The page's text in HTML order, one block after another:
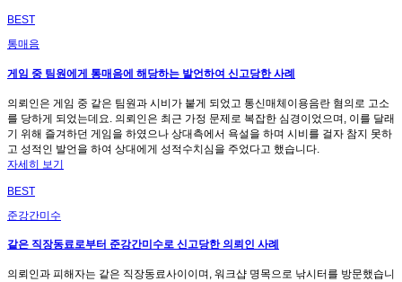
BEST
통매음
게임 중 팀원에게 통매음에 해당하는 발언하여 신고당한 사례
의뢰인은 게임 중 같은 팀원과 시비가 붙게 되었고 통신매체이용음란 혐의로 고소
를 당하게 되었는데요. 의뢰인은 최근 가정 문제로 복잡한 심경이었으며, 이를 달래
기 위해 즐겨하던 게임을 하였으나 상대측에서 욕설을 하며 시비를 걸자 참지 못하
고 성적인 발언을 하여 상대에게 성적수치심을 주었다고 했습니다.
자세히 보기
BEST
준강간미수
같은 직장동료로부터 준강간미수로 신고당한 의뢰인 사례
의뢰인과 피해자는 같은 직장동료사이이며, 워크샵 명목으로 낚시터를 방문했습니